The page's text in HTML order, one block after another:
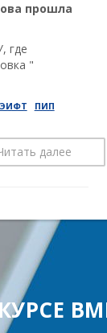
прошла
где
"
ПИП
далее